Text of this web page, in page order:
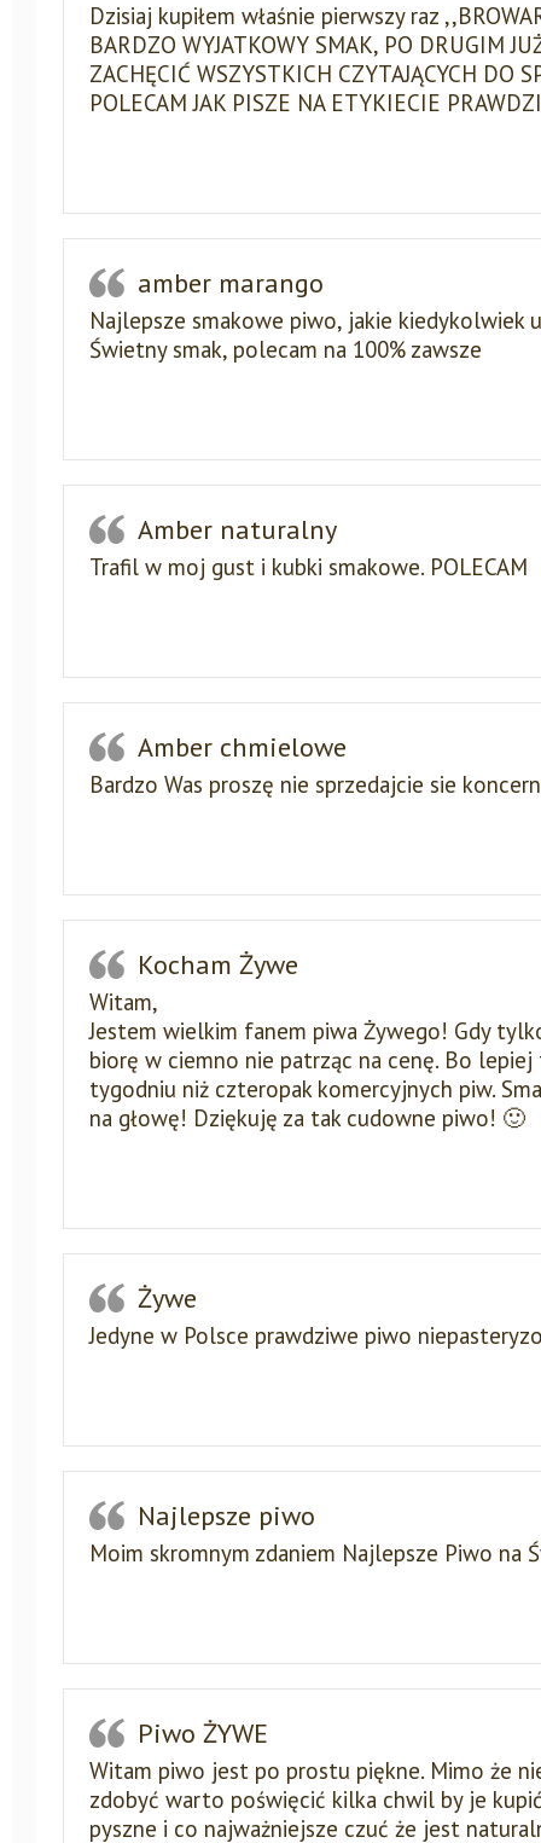
Dzisiaj kupiłem właśnie pierwszy raz
BARDZO WYJATKOWY SMAK, PO DRUGIM
ZACHĘCIĆ WSZYSTKICH CZYTAJĄCYCH DO
POLECAM JAK PISZE NA ETYKIECIE
amber marango
Najlepsze smakowe piwo, jakie kiedykolwiek
Świetny smak, polecam na 100% zawsze
Amber naturalny
Trafil w moj gust i kubki smakowe. POLECAM
Amber chmielowe
Bardzo Was proszę nie sprzedajcie sie
Kocham Żywe
Witam,
Jestem wielkim fanem piwa Żywego! Gdy
biorę w ciemno nie patrząc na cenę. Bo
tygodniu niż czteropak komercyjnych piw.
na głowę! Dziękuję za tak cudowne piwo! 🙂
Żywe
Jedyne w Polsce prawdziwe piwo
Najlepsze piwo
Moim skromnym zdaniem Najlepsze Piwo na
Piwo ŻYWE
Witam piwo jest po prostu piękne. Mimo że
zdobyć warto poświęcić kilka chwil by je
pyszne i co najważniejsze czuć że jest